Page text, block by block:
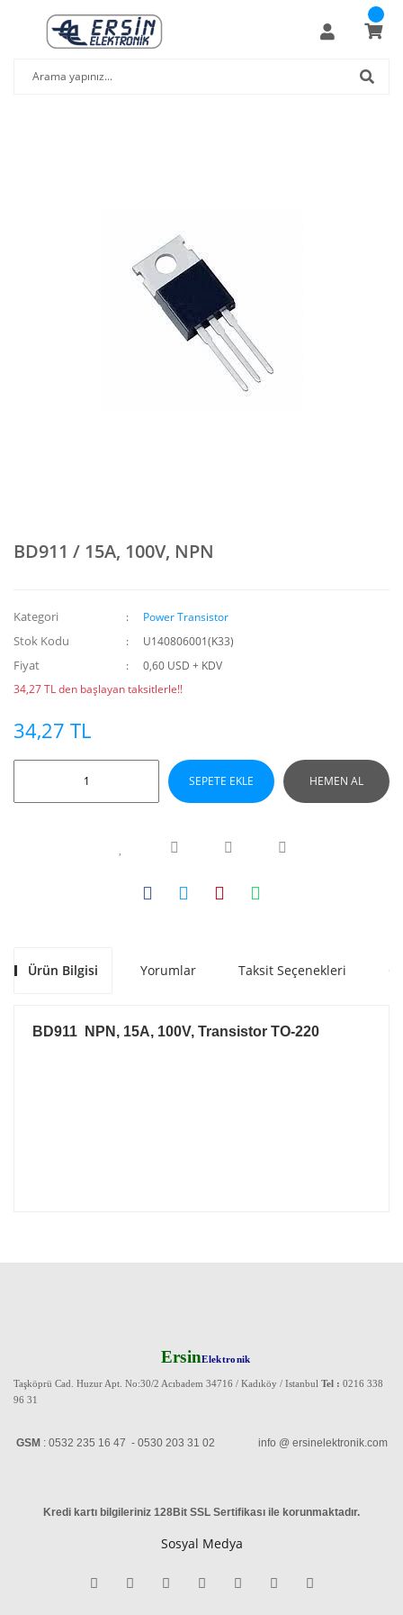
BD911 / 15A, 100V, NPN
Kategori Power Transistor
Stok Kodu U140806001(K33)
Fiyat
0,60 USD + KDV
34,27 TL den başlayan taksitlerle!!
34,27 TL
SEPETE EKLE HEMEN AL
Ürün Bilgisi Yorumlar Taksit Seçenekleri
BD911 NPN, 15A, 100V, Transistor TO-220
ErsinElektronik
Taşköprü Cad. Huzur Apt. No:30/2 Acıbadem 34716 / Kadıköy / Istanbul Tel : 0216 338
96 31
GSM : 0532 235 16 47 - 0530 203 31 02 info @ ersinelektronik.com
Kredi kartı bilgileriniz 128Bit SSL Sertifikası ile korunmaktadır.
Sosyal Medya